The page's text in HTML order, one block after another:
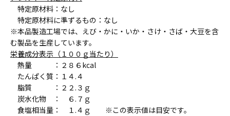
特定原材料：なし
特定原材料に準ずるもの：なし
※本品製造工場では、えび・かに・いか・さけ・さば・大豆を含
む製品を生産しています。
栄養成分表示（１００ｇ当たり）
熱量 ：２８６kcal
たんぱく質：１４.４
脂質 ：２２.３ｇ
炭水化物 ： ６.７ｇ
食塩相当量： １.４ｇ ※この表示値は目安です。